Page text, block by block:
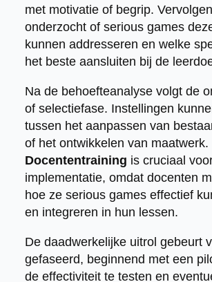
met motivatie of begrip.
onderzocht of serious games
kunnen addresseren en welke
het beste aansluiten bij de
Na de behoefteanalyse volgt de
of selectiefase. Instellingen
tussen het aanpassen van
of het ontwikkelen van maatwerk.
Docententraining is cruciaal
implementatie, omdat docenten
hoe ze serious games effectief
en integreren in hun lessen.
De daadwerkelijke uitrol gebeurt
gefaseerd, beginnend met een
de effectiviteit te testen en